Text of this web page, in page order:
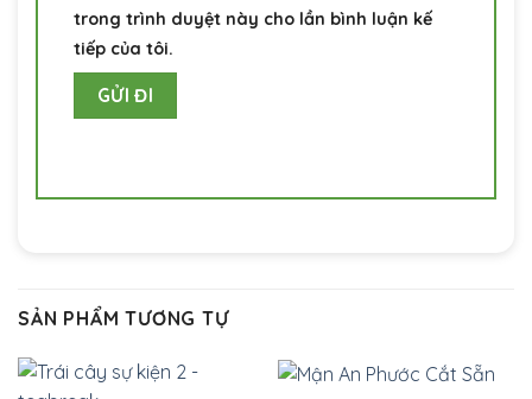
trong trình duyệt này cho lần bình luận kế
tiếp của tôi.
SẢN PHẨM TƯƠNG TỰ